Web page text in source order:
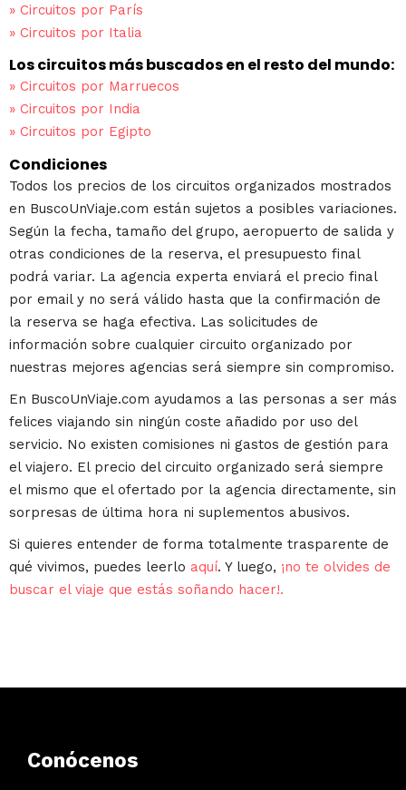
» Circuitos por París
» Circuitos por Italia
Los circuitos más buscados en el resto del mundo:
» Circuitos por Marruecos
» Circuitos por India
» Circuitos por Egipto
Condiciones
Todos los precios de los circuitos organizados mostrados
en BuscoUnViaje.com están sujetos a posibles variaciones.
Según la fecha, tamaño del grupo, aeropuerto de salida y
otras condiciones de la reserva, el presupuesto final
podrá variar. La agencia experta enviará el precio final
por email y no será válido hasta que la confirmación de
la reserva se haga efectiva. Las solicitudes de
información sobre cualquier circuito organizado por
nuestras mejores agencias será siempre sin compromiso.
En BuscoUnViaje.com ayudamos a las personas a ser más
felices viajando sin ningún coste añadido por uso del
servicio. No existen comisiones ni gastos de gestión para
el viajero. El precio del circuito organizado será siempre
el mismo que el ofertado por la agencia directamente, sin
sorpresas de última hora ni suplementos abusivos.
Si quieres entender de forma totalmente trasparente de
qué vivimos, puedes leerlo aquí. Y luego, ¡no te olvides de
buscar el viaje que estás soñando hacer!.
Conócenos